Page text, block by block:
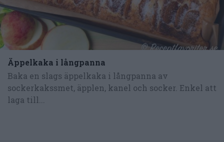
Äppelkaka i långpanna
Baka en slags äppelkaka i långpanna av
sockerkakssmet, äpplen, kanel och socker. Enkel att
laga till...